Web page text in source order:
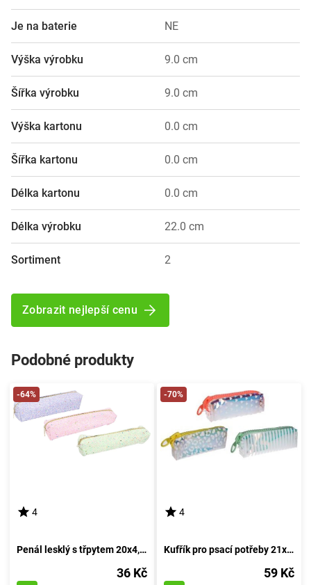
Je na baterie NE
Výška výrobku 9.0 cm
Šířka výrobku 9.0 cm
Výška kartonu 0.0 cm
Šířka kartonu 0.0 cm
Délka kartonu 0.0 cm
Délka výrobku 22.0 cm
Sortiment 2
Zobrazit nejlepší cenu
Podobné produkty
-64%
4
Penál lesklý s třpytem 20x4,5x4,5 cm
36 Kč
-70%
4
Kufřík pro psací potřeby 21x4,5x7 cm
59 Kč